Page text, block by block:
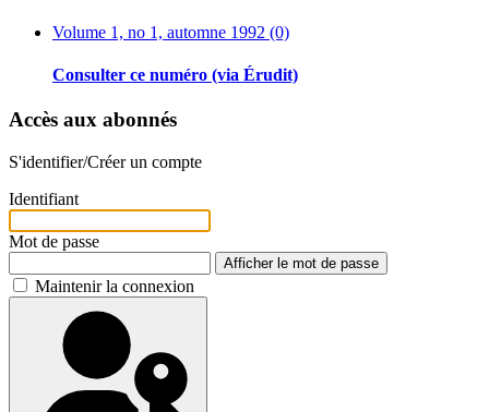
Volume 1, no 1, automne 1992 (0)
Consulter ce numéro (via Érudit)
Accès aux abonnés
S'identifier/Créer un compte
Identifiant
Mot de passe
Afficher le mot de passe
Maintenir la connexion